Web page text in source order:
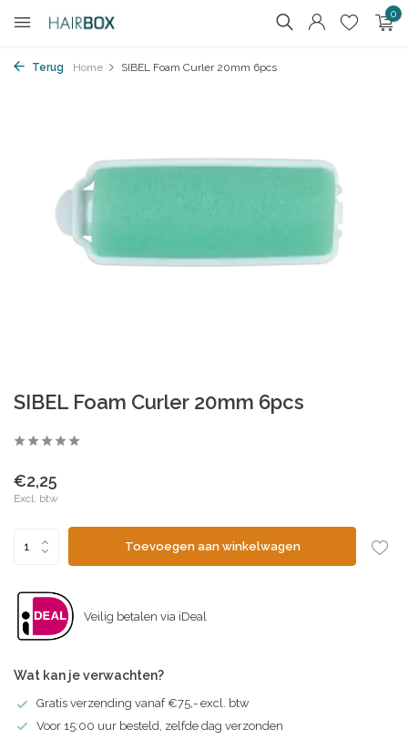
0
Terug Home SIBEL Foam Curler 20mm 6pcs
SIBEL Foam Curler 20mm 6pcs
€2,25
Excl. btw
Toevoegen aan winkelwagen
Veilig betalen via iDeal
Wat kan je verwachten?
Gratis verzending vanaf €75,- excl. btw
Voor 15:00 uur besteld, zelfde dag verzonden